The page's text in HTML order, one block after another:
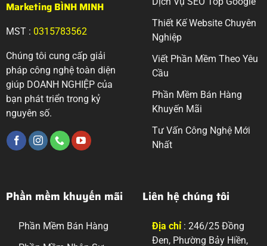
Marketing BÌNH MINH
MST : 0315783562
Chúng tôi cung cấp giải
pháp công nghệ toàn diện
giúp DOANH NGHIỆP của
bạn phát triển trong kỷ
nguyên số.
Thiết Kế Website Chuyên
Nghiệp
Viết Phần Mềm Theo Yêu
Cầu
Phần Mềm Bán Hàng
Khuyến Mãi
Tư Vấn Công Nghệ Mới
Nhất
Phần mềm khuyến mãi
Phần Mềm Bán Hàng
Liên hệ chúng tôi
Địa chỉ: 246/25 Đồng
Đen, Phường Bảy Hiền,